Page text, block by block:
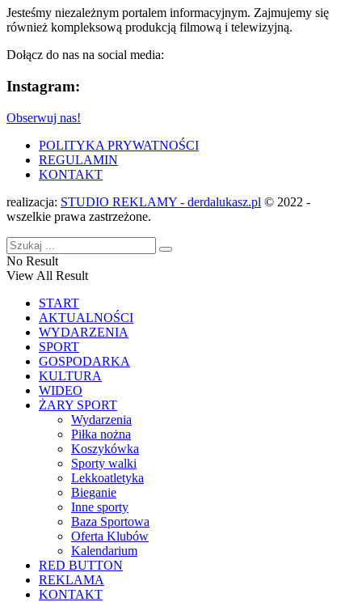
Jesteśmy niezależnym portalem informacyjnym. Zajmujemy się
również kompleksową produkcją filmową i telewizyjną.
Dołącz do nas na social media:
Instagram:
Obserwuj nas!
POLITYKA PRYWATNOŚCI
REGULAMIN
KONTAKT
realizacja: STUDIO REKLAMY - derdalukasz.pl © 2022 -
wszelkie prawa zastrzeżone.
No Result
View All Result
START
AKTUALNOŚCI
WYDARZENIA
SPORT
GOSPODARKA
KULTURA
WIDEO
ŻARY SPORT
Wydarzenia
Piłka nożna
Koszykówka
Sporty walki
Lekkoatletyka
Bieganie
Inne sporty
Baza Sportowa
Oferta Klubów
Kalendarium
RED BUTTON
REKLAMA
KONTAKT